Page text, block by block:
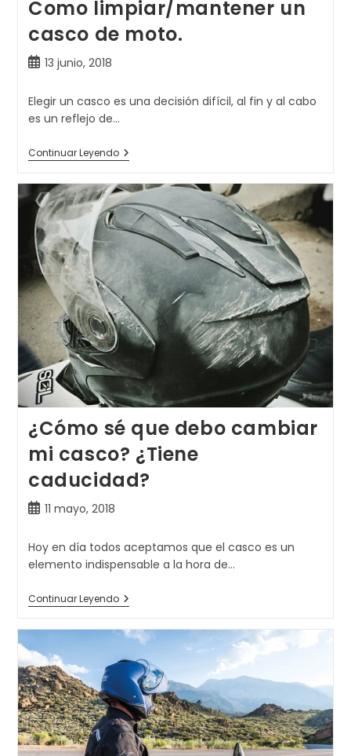
Como limpiar/mantener un
casco de moto.
Publicación
la
entrada:
13 junio, 2018
Elegir un casco es una decisión difícil, al fin y al cabo
es un reflejo de…
Continuar LeyendoComo
Limpiar/mantener
Casco
De
Moto.
¿Cómo sé que debo cambiar
mi casco? ¿Tiene
caducidad?
Publicación
la
entrada:
11 mayo, 2018
Hoy en día todos aceptamos que el casco es un
elemento indispensable a la hora de…
Continuar Leyendo¿Cómo
Sé
Debo
Cambiar
Mi
Casco?
¿Tiene
Caducidad?